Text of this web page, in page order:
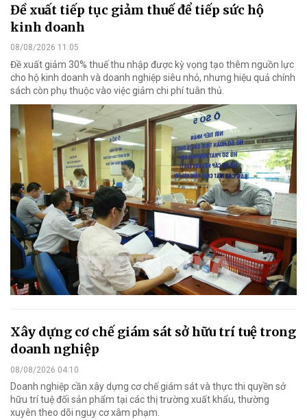
Đề xuất tiếp tục giảm thuế để tiếp sức hộ
kinh doanh
08/08/2026 11:05
Đề xuất giảm 30% thuế thu nhập được kỳ vọng tạo thêm nguồn lực
cho hộ kinh doanh và doanh nghiệp siêu nhỏ, nhưng hiệu quả chính
sách còn phụ thuộc vào việc giảm chi phí tuân thủ.
Xây dựng cơ chế giám sát sở hữu trí tuệ trong
doanh nghiệp
08/08/2026 04:10
Doanh nghiệp cần xây dựng cơ chế giám sát và thực thi quyền sở
hữu trí tuệ đối sản phẩm tại các thị trường xuất khẩu, thường
xuyên theo dõi nguy cơ xâm phạm.